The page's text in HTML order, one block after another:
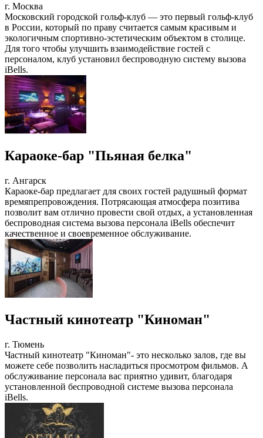
г. Москва
Московский городской гольф-клуб — это первый гольф-клуб
в России, который по праву считается самым красивым и
экологичным спортивно-эстетическим объектом в столице.
Для того чтобы улучшить взаимодействие гостей с
персоналом, клуб установил беспроводную систему вызова
iBells.
Караоке-бар "Пьяная белка"
г. Ангарск
Караоке-бар предлагает для своих гостей радушный формат
времяпрепровождения. Потрясающая атмосфера позитива
позволит вам отлично провести свой отдых, а установленная
беспроводная система вызова персонала iBells обеспечит
качественное и своевременное обслуживание.
Частный кинотеатр "Киноман"
г. Тюмень
Частный кинотеатр "Киноман"- это несколько залов, где вы
можете себе позволить насладиться просмотром фильмов. А
обслуживание персонала вас приятно удивит, благодаря
установленной беспроводной системе вызова персонала
iBells.